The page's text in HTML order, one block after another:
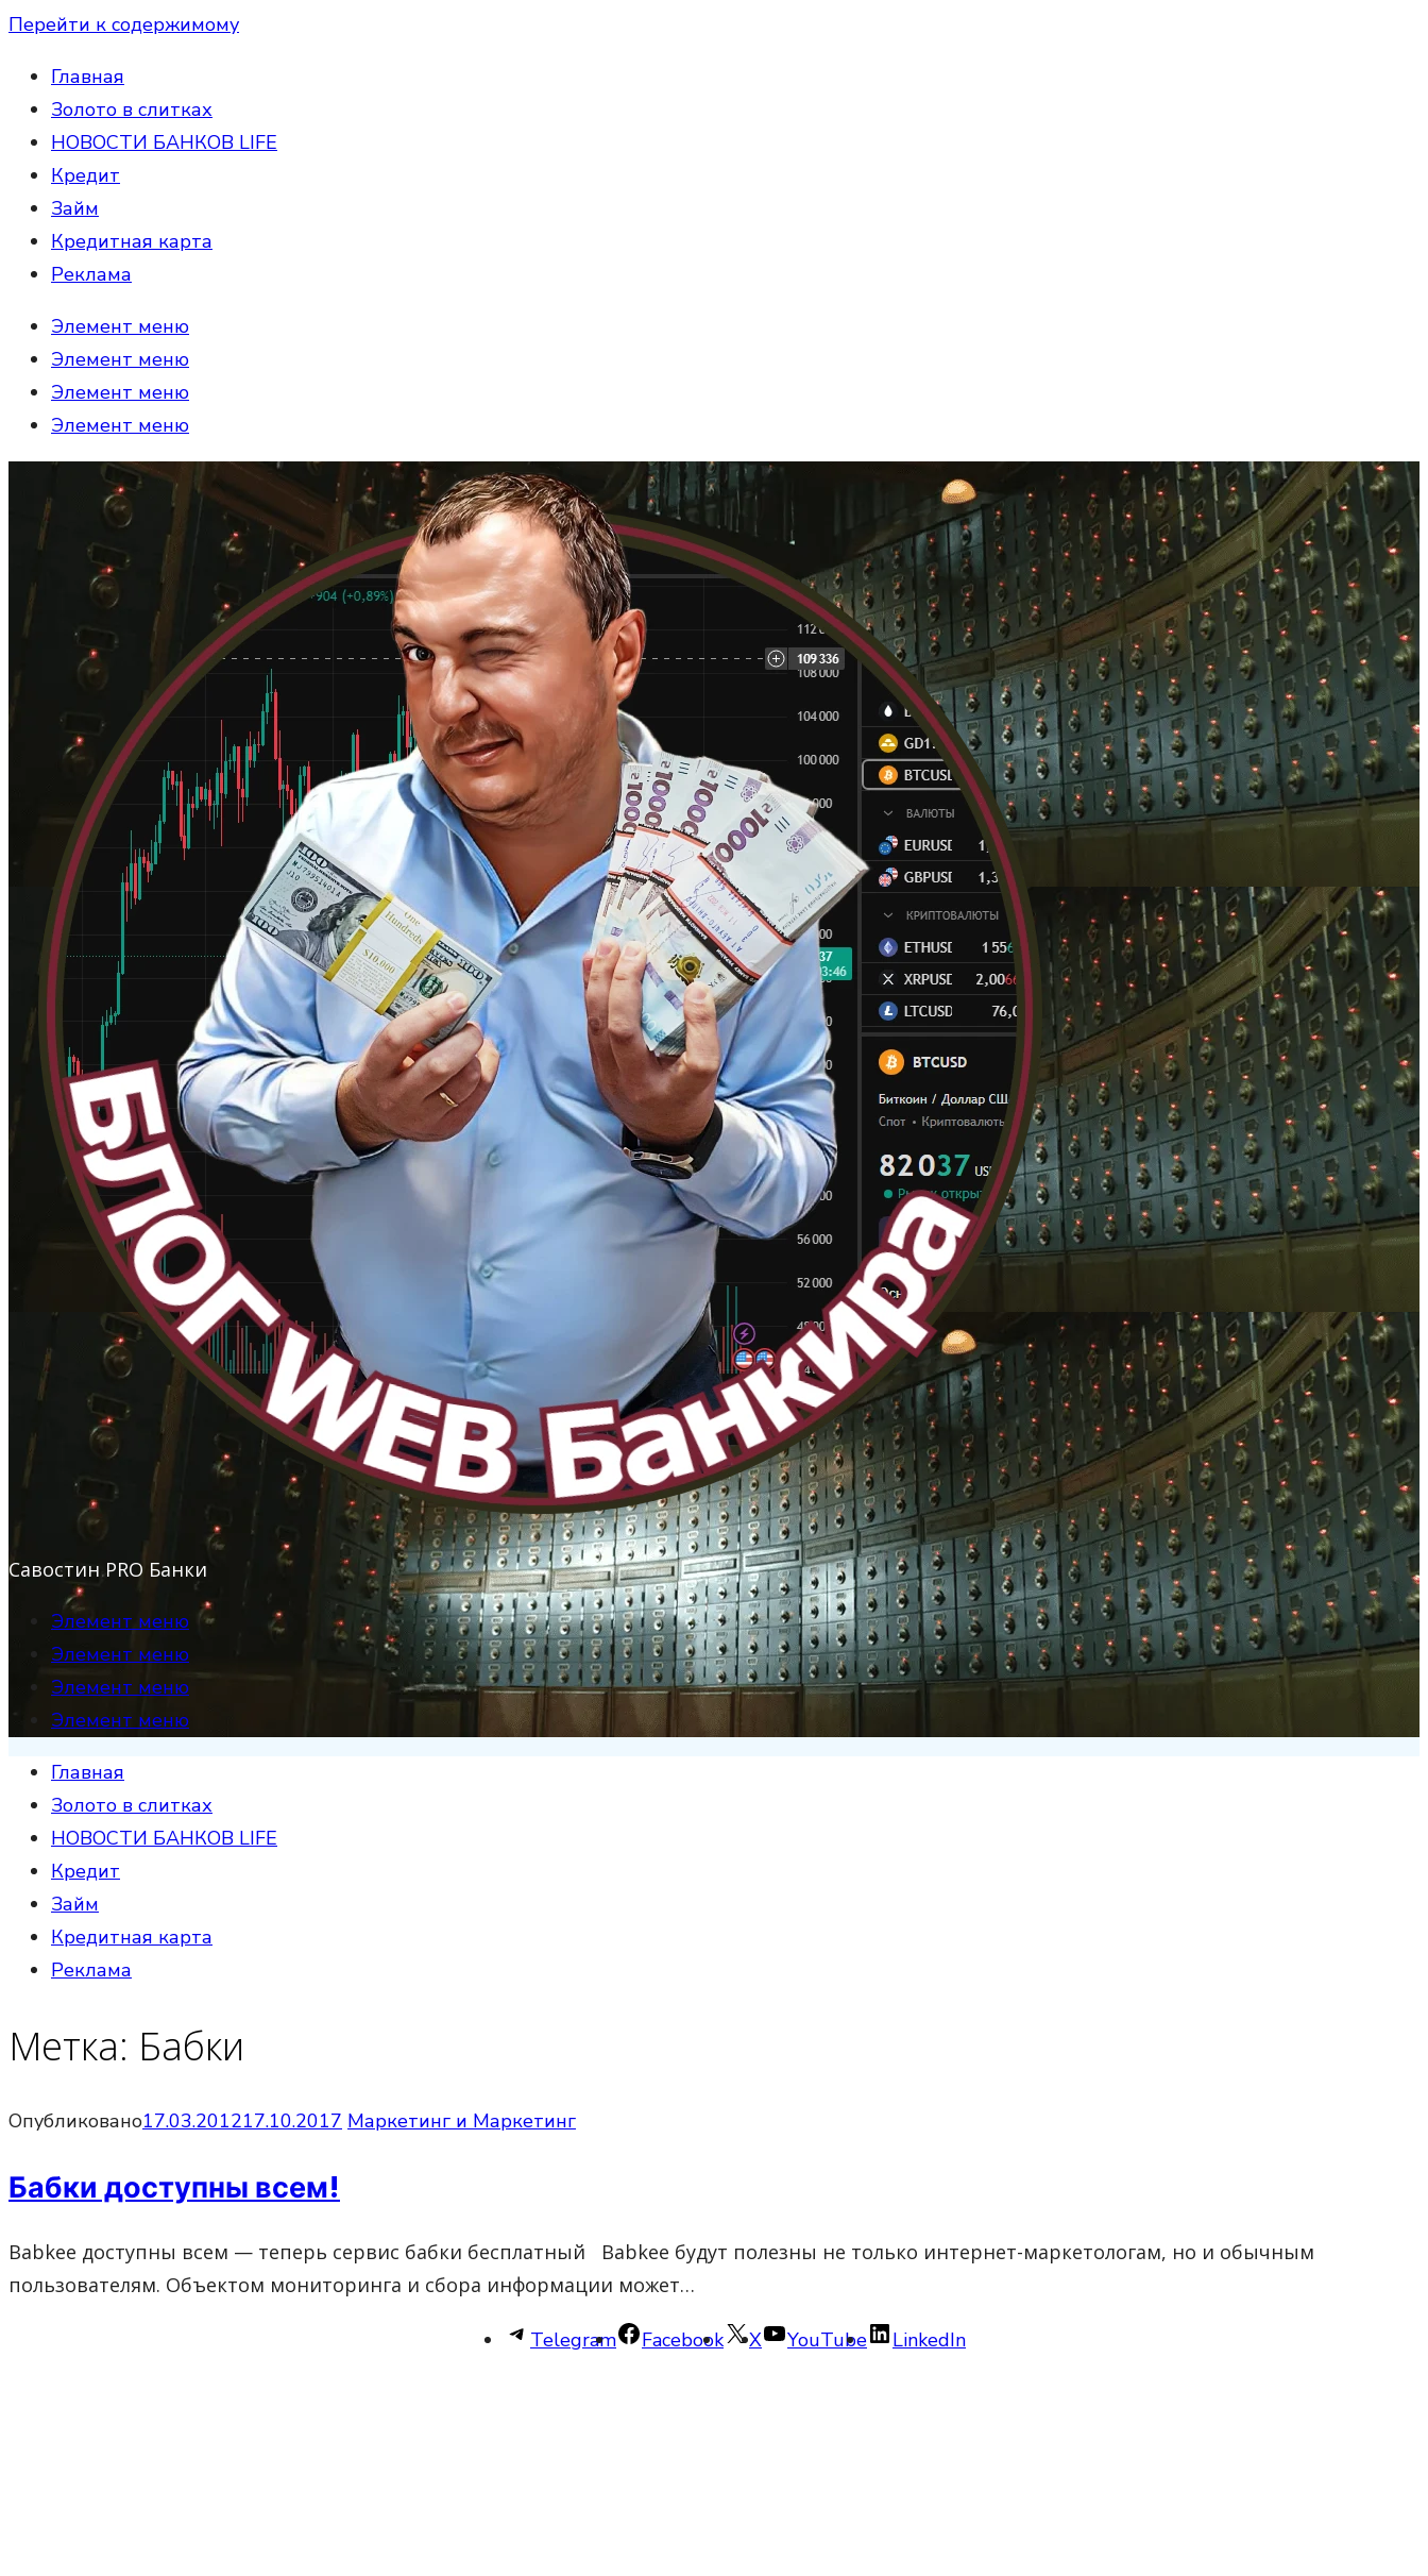
Перейти к содержимому
Главная
Золото в слитках
НОВОСТИ БАНКОВ LIFE
Кредит
Займ
Кредитная карта
Реклама
Элемент меню
Элемент меню
Элемент меню
Элемент меню
Савостин PRO Банки
Элемент меню
Элемент меню
Элемент меню
Элемент меню
Главная
Золото в слитках
НОВОСТИ БАНКОВ LIFE
Кредит
Займ
Кредитная карта
Реклама
Метка: Бабки
Опубликовано17.03.201217.10.2017 Маркетинг и Маркетинг
Бабки доступны всем!
Babkee доступны всем — теперь сервис бабки бесплатный Babkee будут полезны не только интернет-маркетологам, но и обычным
пользователям. Объектом мониторинга и сбора информации может…
Telegram Facebook X YouTube LinkedIn